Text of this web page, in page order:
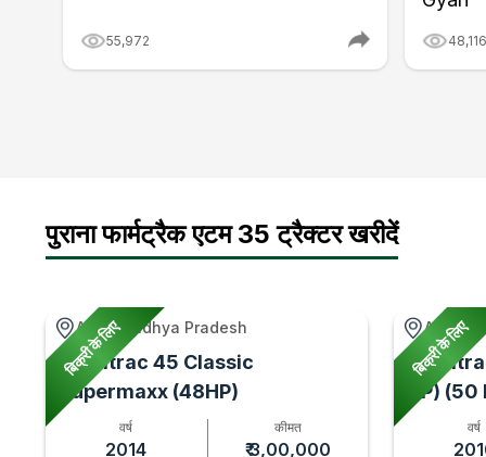
55,972 48,116
पुराना फार्मट्रैक एटम 35 ट्रैक्टर खरीदें
बिक्री के लिए
Agar, Madhya Pradesh
Farmtrac 45 Classic
Supermaxx (48HP)
वर्ष
2014
कीमत
₹ 3,00,000
बिक्री के लिए
HP)
वर्ष